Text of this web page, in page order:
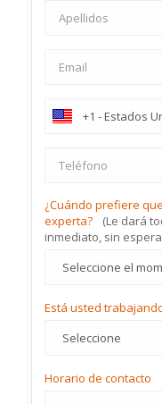
¿Cuándo prefiere
experta?
(Le dará
inmediato, sin
Está usted
Horario de contacto